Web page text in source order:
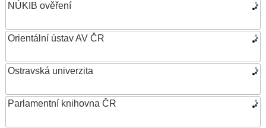
NÚKIB ověření
Orientální ústav AV ČR
Ostravská univerzita
Parlamentní knihovna ČR